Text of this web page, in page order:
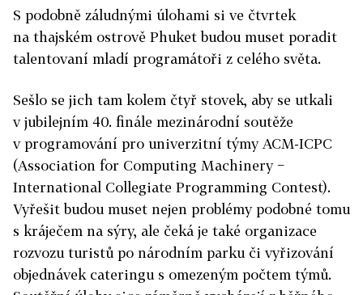
S podobně záludnými úlohami si ve čtvrtek
na thajském ostrově Phuket budou muset poradit
talentovaní mladí programátoři z celého světa.
Sešlo se jich tam kolem čtyř stovek, aby se utkali
v jubilejním 40. finále mezinárodní soutěže
v programování pro univerzitní týmy ACM-ICPC
(Association for Computing Machinery −
International Collegiate Programming Contest).
Vyřešit budou muset nejen problémy podobné tomu
s kráječem na sýry, ale čeká je také organizace
rozvozu turistů po národním parku či vyřizování
objednávek cateringu s omezeným počtem týmů.